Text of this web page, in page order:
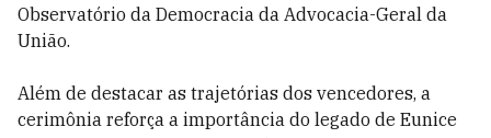
Observatório da Democracia da Advocacia-Geral da
União.
Além de destacar as trajetórias dos vencedores, a
cerimônia reforça a importância do legado de Eunice